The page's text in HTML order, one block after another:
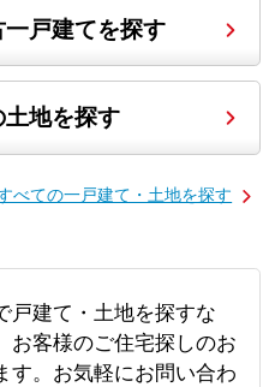
戸建てを探す
地を探す
べての一戸建て・土地を探す
戸建て・土地を探すな
お客様のご住宅探しのお
す。お気軽にお問い合わ